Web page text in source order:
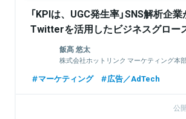
「KPIは、UGC発生率」SNS解析企業
Twitterを活用したビジネスグロー
飯髙 悠太
株式会社ホットリンク マーケティング本
マーケティング 広告／AdTech
公